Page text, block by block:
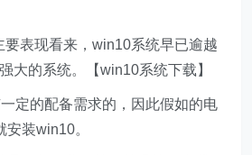
要表现看来，win10系统早已逾越
大的系统。【win10系统下载】
定的配备需求的，因此假如的电
装win10。